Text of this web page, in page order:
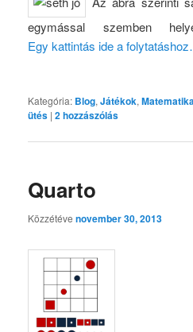
egymással szemben
Egy kattintás ide a
Kategória: Blog, Játékok,
ütés | 2hozzászólás
Quarto
Közzétéve november 30, 2013